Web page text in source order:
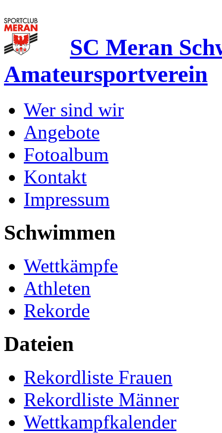
SC Meran
Amateursportverein
Wer sind wir
Angebote
Fotoalbum
Kontakt
Impressum
Schwimmen
Wettkämpfe
Athleten
Rekorde
Dateien
Rekordliste Frauen
Rekordliste Männer
Wettkampfkalender